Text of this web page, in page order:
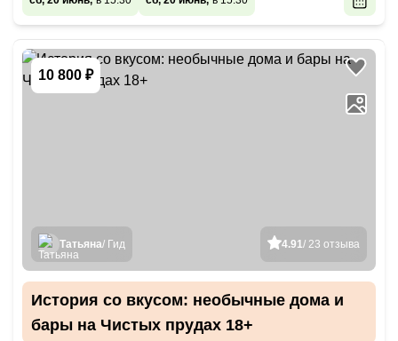
10 800 ₽
4.91/ 23 отзыва
Татьяна/ Гид
История со вкусом: необычные дома и
бары на Чистых прудах 18+